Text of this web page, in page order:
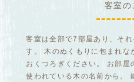
客室の
客室は全部で7部屋あり、そ
す。 木のぬくもりに包まれな
おくつろぎください。 お部屋
使われている木の名前から。